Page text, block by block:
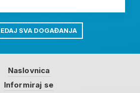
SVA DOGAĐANJA
Naslovnica
Informiraj se